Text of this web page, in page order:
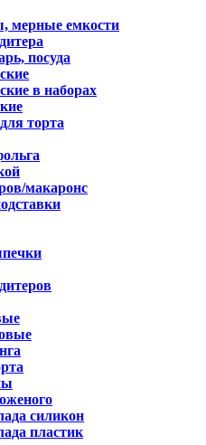
мерные емкости
посуда
в наборах
торта
макаронс
силикон
пластик